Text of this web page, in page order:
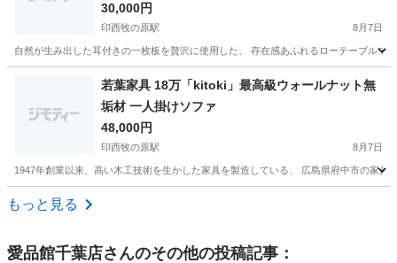
30,000円
印西牧の原駅 8月7日
自然が生み出した耳付きの一枚板を贅沢に使用した、 存在感あふれるローテーブル
印西牧の原駅 テーブル 無垢材
若葉家具 18万「kitoki」最高級ウォールナット無
垢材 一人掛けソファ
48,000円
印西牧の原駅 8月7日
1947年創業以来、高い木工技術を生かした家具を製造している、 広島県府中市の家
千葉 印西市
もっと見る
愛品館千葉店さんのその他の投稿記事：